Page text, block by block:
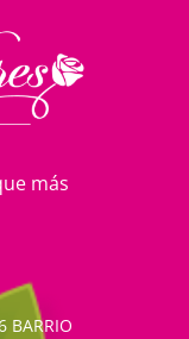
más
BARRIO